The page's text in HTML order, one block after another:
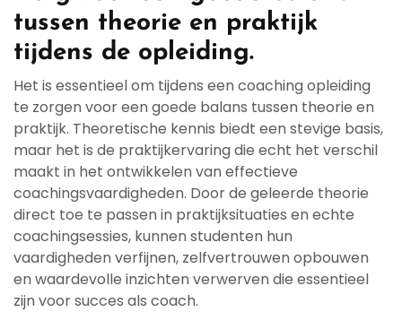
tussen theorie en praktijk
tijdens de opleiding.
Het is essentieel om tijdens een coaching opleiding
te zorgen voor een goede balans tussen theorie en
praktijk. Theoretische kennis biedt een stevige basis,
maar het is de praktijkervaring die echt het verschil
maakt in het ontwikkelen van effectieve
coachingsvaardigheden. Door de geleerde theorie
direct toe te passen in praktijksituaties en echte
coachingsessies, kunnen studenten hun
vaardigheden verfijnen, zelfvertrouwen opbouwen
en waardevolle inzichten verwerven die essentieel
zijn voor succes als coach.